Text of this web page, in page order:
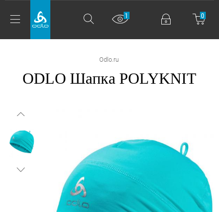
0
1
Odlo.ru
ODLO Шапка POLYKNIT